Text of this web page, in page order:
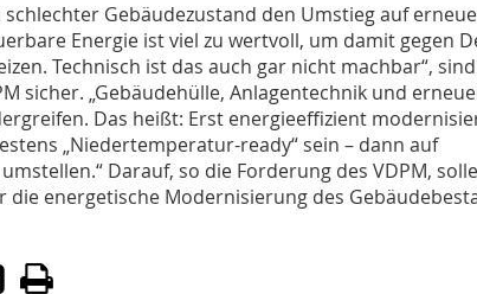
schlechter Gebäudezustand den Umstieg auf
Energie ist viel zu wertvoll, um damit gegen
Technisch ist das auch gar nicht machbar“,
sicher. „Gebäudehülle, Anlagentechnik und
Das heißt: Erst energieeffizient
„Niedertemperatur-ready“ sein – dann auf
Darauf, so die Forderung des VDPM,
die energetische Modernisierung des